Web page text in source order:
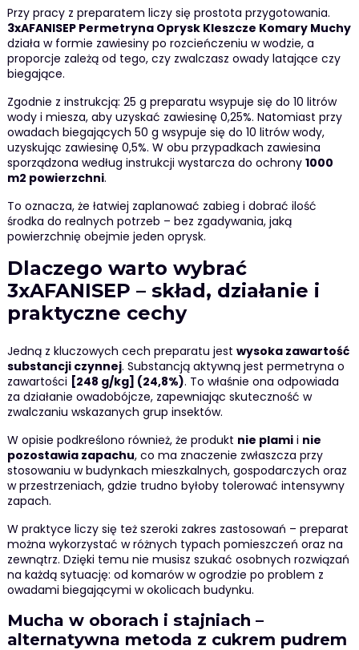
Przy pracy z preparatem liczy się prostota przygotowania.
3xAFANISEP Permetryna Oprysk Kleszcze Komary Muchy
działa w formie zawiesiny po rozcieńczeniu w wodzie, a
proporcje zależą od tego, czy zwalczasz owady latające czy
biegające.
Zgodnie z instrukcją: 25 g preparatu wsypuje się do 10 litrów
wody i miesza, aby uzyskać zawiesinę 0,25%. Natomiast przy
owadach biegających 50 g wsypuje się do 10 litrów wody,
uzyskując zawiesinę 0,5%. W obu przypadkach zawiesina
sporządzona według instrukcji wystarcza do ochrony 1000
m2 powierzchni.
To oznacza, że łatwiej zaplanować zabieg i dobrać ilość
środka do realnych potrzeb – bez zgadywania, jaką
powierzchnię obejmie jeden oprysk.
Dlaczego warto wybrać
3xAFANISEP – skład, działanie i
praktyczne cechy
Jedną z kluczowych cech preparatu jest wysoka zawartość
substancji czynnej. Substancją aktywną jest permetryna o
zawartości [248 g/kg] (24,8%). To właśnie ona odpowiada
za działanie owadobójcze, zapewniając skuteczność w
zwalczaniu wskazanych grup insektów.
W opisie podkreślono również, że produkt nie plamii nie
pozostawia zapachu, co ma znaczenie zwłaszcza przy
stosowaniu w budynkach mieszkalnych, gospodarczych oraz
w przestrzeniach, gdzie trudno byłoby tolerować intensywny
zapach.
W praktyce liczy się też szeroki zakres zastosowań – preparat
można wykorzystać w różnych typach pomieszczeń oraz na
zewnątrz. Dzięki temu nie musisz szukać osobnych rozwiązań
na każdą sytuację: od komarów w ogrodzie po problem z
owadami biegającymi w okolicach budynku.
Mucha w oborach i stajniach –
alternatywna metoda z cukrem pudrem